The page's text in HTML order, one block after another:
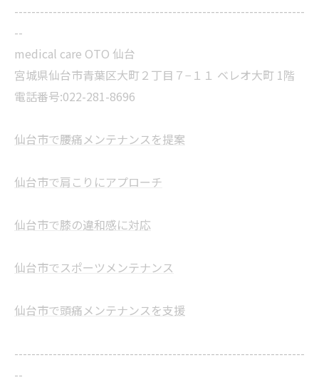
--------------------------------------------------------------------
--
medical care OTO 仙台
宮城県仙台市青葉区大町２丁目７−１１ ベレオ大町 1階
電話番号:022-281-8696
仙台市で腰痛メンテナンスを提案
仙台市で肩こりにアプローチ
仙台市で膝の違和感に対応
仙台市でスポーツメンテナンス
仙台市で頭痛メンテナンスを支援
--------------------------------------------------------------------
--